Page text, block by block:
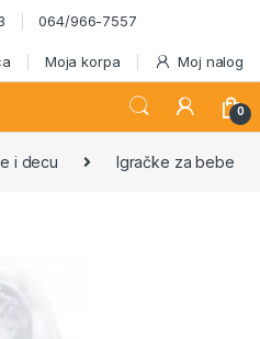
064/966-7557
Moja korpa Moj nalog
0
i decu Igračke za bebe